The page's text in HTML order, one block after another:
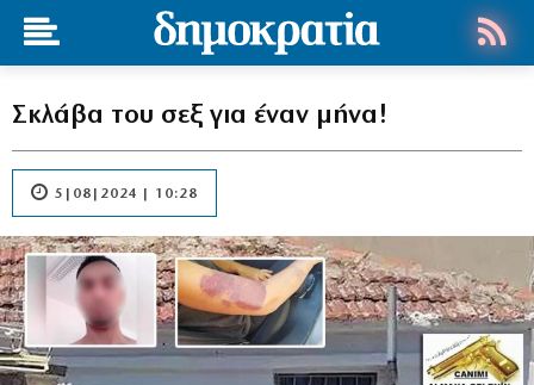
Σκλάβα του σεξ για έναν μήνα!
5|08|2024 | 10:28